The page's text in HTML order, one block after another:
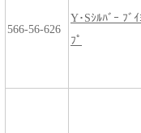
566-56-626
Y･Sｼﾙﾊﾞｰ ﾌﾞｲ
ﾌﾟ